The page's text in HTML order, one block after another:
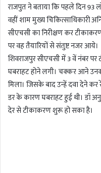
राजपुत ने बताया कि पहले दिन 93
वहीं शाम मुख्य चिकित्साधिकारी
सीएचसी का निरीक्षण कर
पर वह तैयारियों से संतुष्ट नजर आये।
शिवराजपुर सीएचसी में 3 वें नंबर
घबराहट होने लगी। चक्कर आने
मिला। जिसके बाद उन्हें दवा देने कर
डर के कारण घबराहट हुई थी। डॉ
देर से टीकाकरण शुरू हो सका है।